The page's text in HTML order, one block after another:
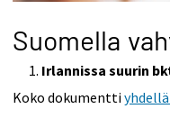
Suomella
Irlannissa suurin
Koko dokumentti